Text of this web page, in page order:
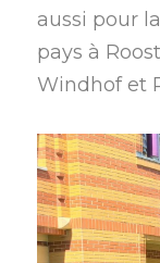
aussi pour
pays à
Windhof et